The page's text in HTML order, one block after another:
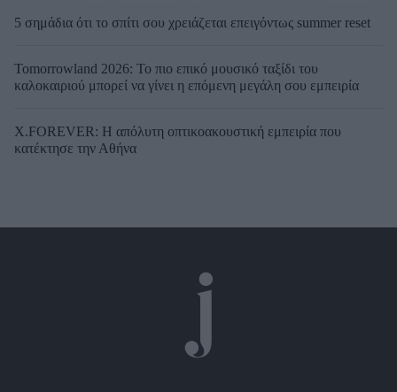
5 σημάδια ότι το σπίτι σου χρειάζεται επειγόντως summer reset
Tomorrowland 2026: Το πιο επικό μουσικό ταξίδι του
καλοκαιριού μπορεί να γίνει η επόμενη μεγάλη σου εμπειρία
X.FOREVER: Η απόλυτη οπτικοακουστική εμπειρία που
κατέκτησε την Αθήνα